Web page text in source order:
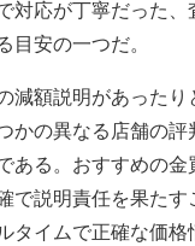
対応が丁寧だった、
安の一つだ。
減額説明があったり
かの異なる店舗の評
ある。おすすめの金
で説明責任を果たす
イムで正確な価格